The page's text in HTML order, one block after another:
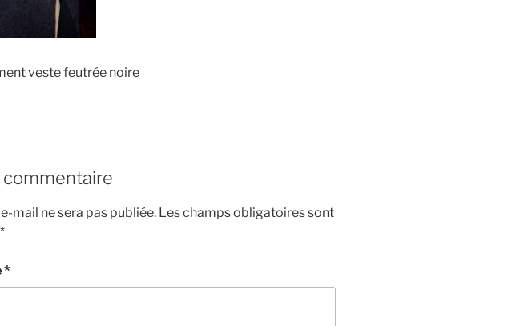
veste feutrée noire
commentaire
mail ne sera pas publiée. Les champs obligatoires sont
*
*